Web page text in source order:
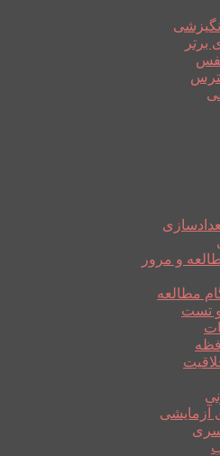
برتر
نفس
و مرور
مطالعه
تست
آزمایشی